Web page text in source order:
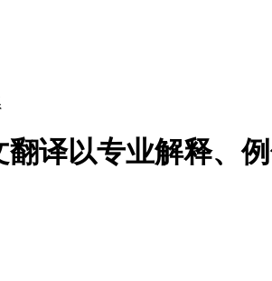
译以专业解释、